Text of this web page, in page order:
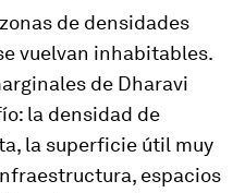
de densidades
vuelvan inhabitables.
de Dharavi
la densidad de
la superficie útil muy
espacios